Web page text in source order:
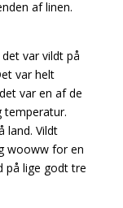
af linen.
var vildt på
var helt
var en af de
temperatur.
land. Vildt
wooww for en
på lige godt tre